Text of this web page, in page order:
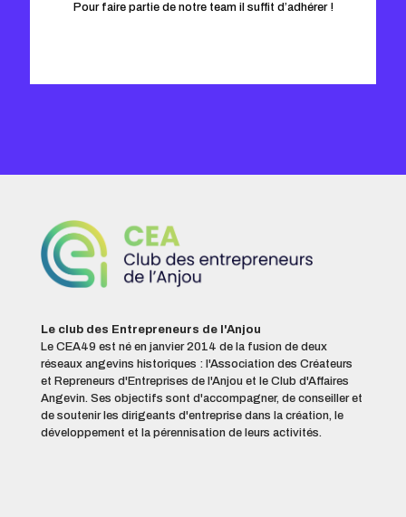
Pour faire partie de notre team il suffit d’adhérer !
Le club des Entrepreneurs de l'Anjou
Le CEA49 est né en janvier 2014 de la fusion de deux
réseaux angevins historiques : l'Association des Créateurs
et Repreneurs d'Entreprises de l'Anjou et le Club d'Affaires
Angevin. Ses objectifs sont d'accompagner, de conseiller et
de soutenir les dirigeants d'entreprise dans la création, le
développement et la pérennisation de leurs activités.